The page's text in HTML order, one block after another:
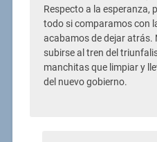
Respecto a la esperanza,
todo si comparamos con
acabamos de dejar atrás.
subirse al tren del
manchitas que limpiar y
del nuevo gobierno.